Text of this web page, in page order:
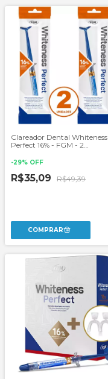
Clareador Dental Whiteness
Perfect 16% - FGM - 2
-29% OFF
R$35,09 R$49,39